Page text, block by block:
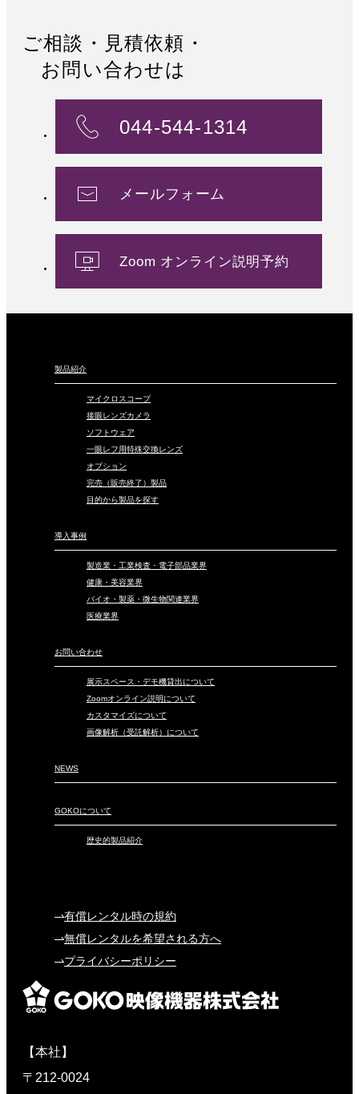
ご相談・見積依頼・
お問い合わせは
044-544-1314
メールフォーム
Zoom オンライン説明予約
製品紹介
マイクロスコープ
接眼レンズカメラ
ソフトウェア
一眼レフ用特殊交換レンズ
オプション
完売（販売終了）製品
目的から製品を探す
導入事例
製造業・工業検査・電子部品業界
健康・美容業界
バイオ・製薬・微生物関連業界
医療業界
お問い合わせ
展示スペース・デモ機貸出について
Zoomオンライン説明について
カスタマイズについて
画像解析（受託解析）について
NEWS
GOKOについて
歴史的製品紹介
有償レンタル時の規約
無償レンタルを希望される方へ
プライバシーポリシー
【本社】
〒212-0024